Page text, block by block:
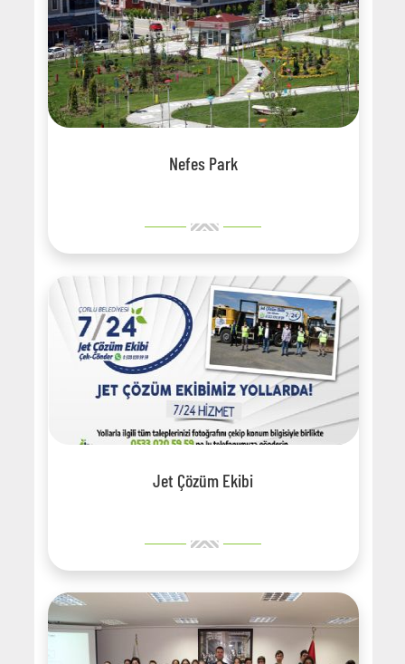
Nefes Park
Jet Çözüm Ekibi